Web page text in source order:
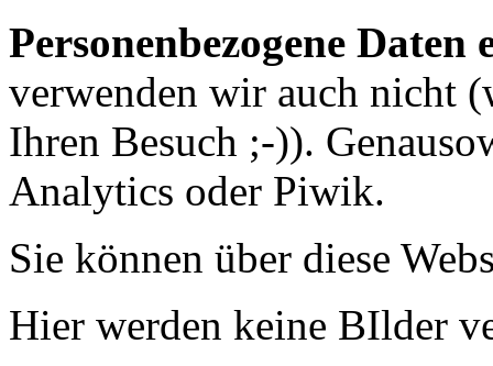
Personenbezogene
verwenden wir auch nicht
Ihren Besuch ;-)).
Analytics oder Piwik.
Sie können über diese
Hier werden keine BIlder